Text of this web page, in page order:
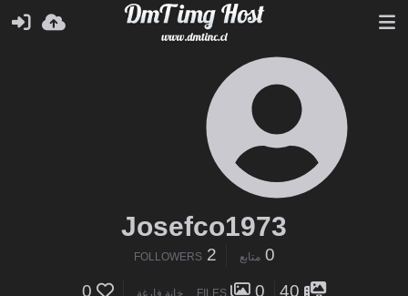
Josefco1973
0 متابع 2
FOLLOWERS
40
FILES خانة فارغة 0